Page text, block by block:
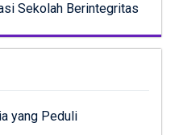
Sekolah Berintegritas
yang Peduli